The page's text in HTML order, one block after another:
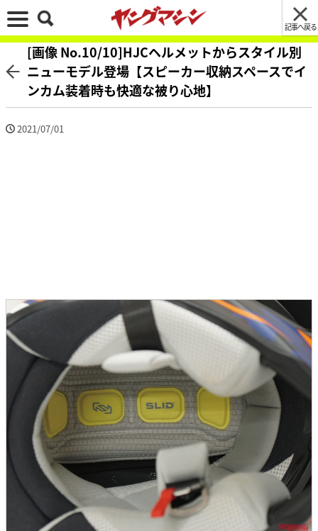
記事へ戻る
[画像 No.10/10]HJCヘルメットからスタイル別
ニューモデル登場【スピーカー収納スペースでイ
ンカム装着時も快適な被り心地】
2021/07/01